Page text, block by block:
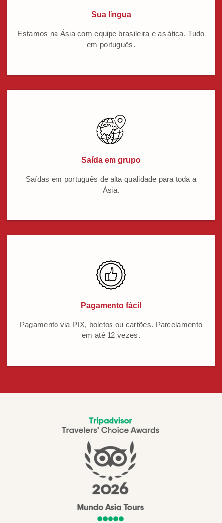
Sua língua
Estamos na Ásia com equipe brasileira e asiática. Tudo
em português.
Saída em grupo
Saídas em português de alta qualidade para toda a
Ásia.
Pagamento fácil
Pagamento via PIX, boletos ou cartões. Parcelamento
em até 12 vezes.